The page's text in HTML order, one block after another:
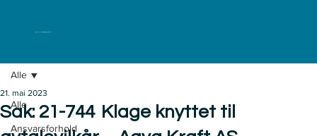
ELKLAGENEMNDA
Alle
Ansvarsforhold
Alle
Sak: 21-744 Klage knyttet til
21. mai 2023